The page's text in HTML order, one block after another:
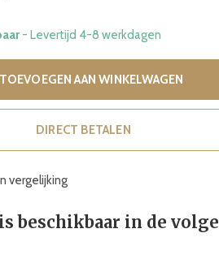
- Levertijd 4-8 werkdagen
TOEVOEGEN AAN WINKELWAGEN
DIRECT BETALEN
vergelijking
beschikbaar in de